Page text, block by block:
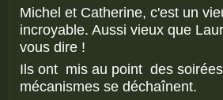
Michel et Catherine, c'est un
incroyable. Aussi vieux que
vous dire !
Ils ont mis au point des
mécanismes se déchaînent.